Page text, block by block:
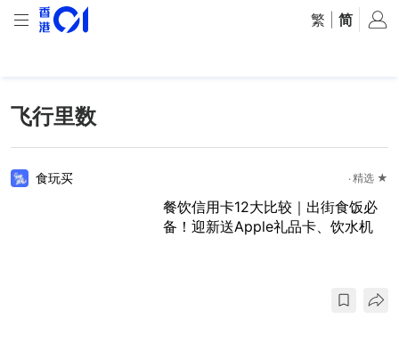
繁 简
飞行里数
食玩买 精选 ★
餐饮信用卡12大比较｜出街食饭必
备！迎新送Apple礼品卡、饮水机